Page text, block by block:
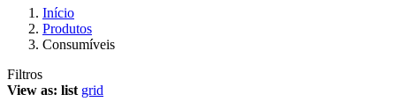
Início
Produtos
Consumíveis
Filtros
View as: list grid